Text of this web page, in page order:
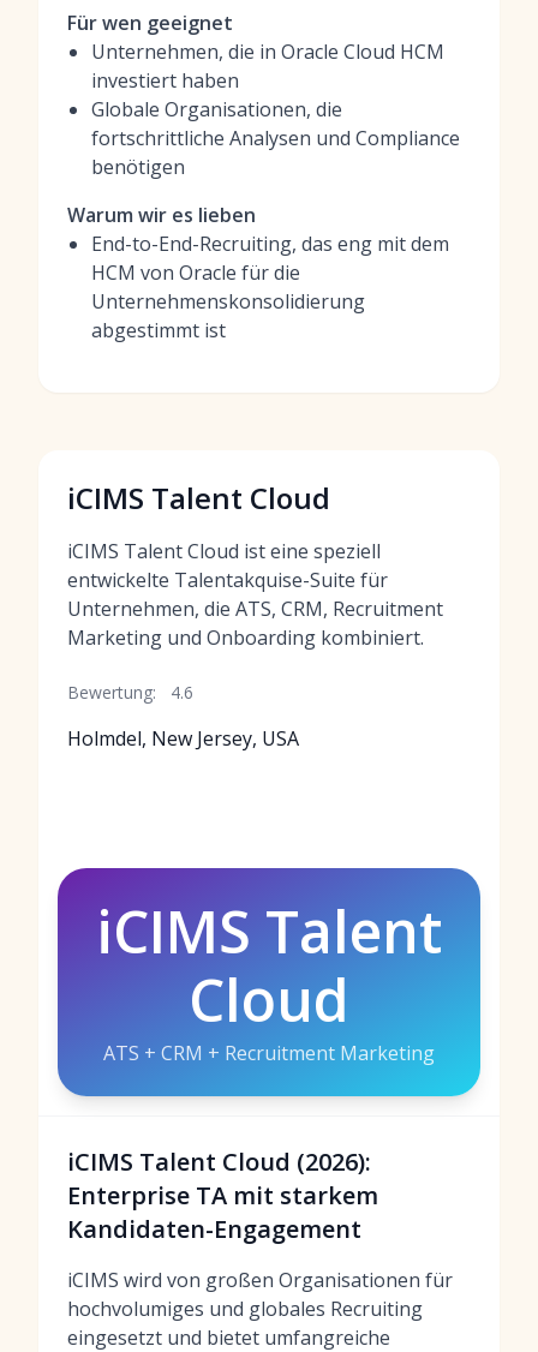
Für wen geeignet
Unternehmen, die in Oracle Cloud HCM
investiert haben
Globale Organisationen, die
fortschrittliche Analysen und Compliance
benötigen
Warum wir es lieben
End-to-End-Recruiting, das eng mit dem
HCM von Oracle für die
Unternehmenskonsolidierung
abgestimmt ist
iCIMS Talent Cloud
iCIMS Talent Cloud ist eine speziell
entwickelte Talentakquise-Suite für
Unternehmen, die ATS, CRM, Recruitment
Marketing und Onboarding kombiniert.
Bewertung: 4.6
Holmdel, New Jersey, USA
iCIMS Talent
Cloud
ATS + CRM + Recruitment Marketing
iCIMS Talent Cloud (2026):
Enterprise TA mit starkem
Kandidaten-Engagement
iCIMS wird von großen Organisationen für
hochvolumiges und globales Recruiting
eingesetzt und bietet umfangreiche